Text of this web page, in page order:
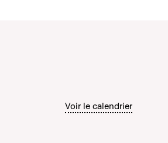
Voir le calendrier